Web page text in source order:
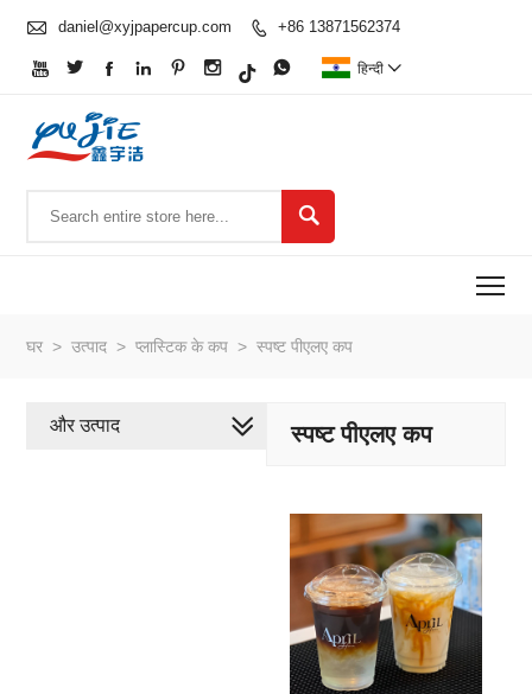
 daniel@xyjpapercup.com  +86 13871562374
       हिन्दी 

घर > उत्पाद > प्लास्टिक के कप > स्पष्ट पीएलए कप
स्पष्ट पीएलए कप
और उत्पाद